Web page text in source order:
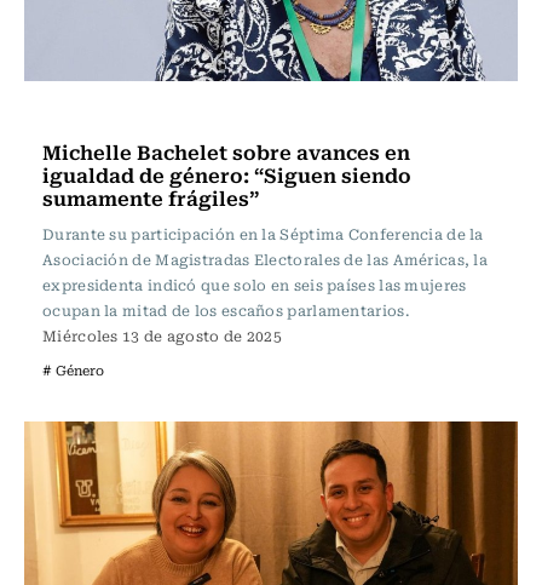
Michelle Bachelet sobre avances en
igualdad de género: “Siguen siendo
sumamente frágiles”
Durante su participación en la Séptima Conferencia de la
Asociación de Magistradas Electorales de las Américas, la
expresidenta indicó que solo en seis países las mujeres
ocupan la mitad de los escaños parlamentarios.
Miércoles 13 de agosto de 2025
# Género